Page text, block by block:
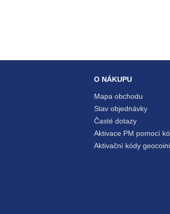
O NÁKUPU
Mapa obchodu
Stav objednávky
Časté dotazy
Aktivace PM pomocí
Aktivační kódy